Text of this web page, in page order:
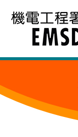
跳
內
的